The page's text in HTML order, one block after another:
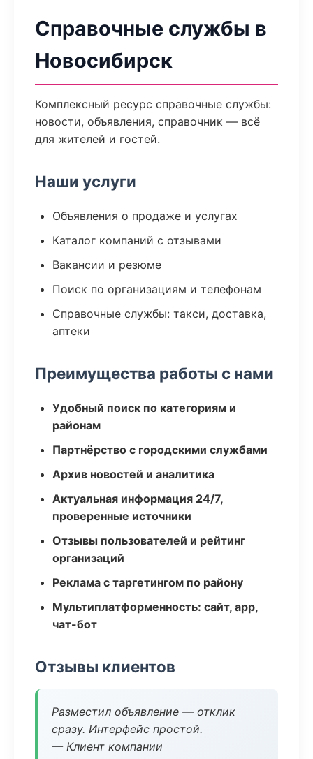
Справочные службы в
Новосибирск
Комплексный ресурс справочные службы:
новости, объявления, справочник — всё
для жителей и гостей.
Наши услуги
Объявления о продаже и услугах
Каталог компаний с отзывами
Вакансии и резюме
Поиск по организациям и телефонам
Справочные службы: такси, доставка,
аптеки
Преимущества работы с нами
Удобный поиск по категориям и
районам
Партнёрство с городскими службами
Архив новостей и аналитика
Актуальная информация 24/7,
проверенные источники
Отзывы пользователей и рейтинг
организаций
Реклама с таргетингом по району
Мультиплатформенность: сайт, app,
чат-бот
Отзывы клиентов
Разместил объявление — отклик
сразу. Интерфейс простой.
— Клиент компании